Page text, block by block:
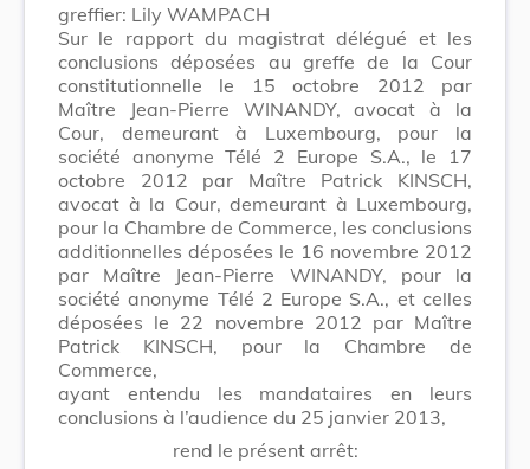
greffier: Lily WAMPACH
Sur le rapport du magistrat délégué et les
conclusions déposées au greffe de la Cour
constitutionnelle le 15 octobre 2012 par
Maître Jean-Pierre WINANDY, avocat à la
Cour, demeurant à Luxembourg, pour la
société anonyme Télé 2 Europe S.A., le 17
octobre 2012 par Maître Patrick KINSCH,
avocat à la Cour, demeurant à Luxembourg,
pour la Chambre de Commerce, les conclusions
additionnelles déposées le 16 novembre 2012
par Maître Jean-Pierre WINANDY, pour la
société anonyme Télé 2 Europe S.A., et celles
déposées le 22 novembre 2012 par Maître
Patrick KINSCH, pour la Chambre de
Commerce,
ayant entendu les mandataires en leurs
conclusions à l’audience du 25 janvier 2013,
rend le présent arrêt: